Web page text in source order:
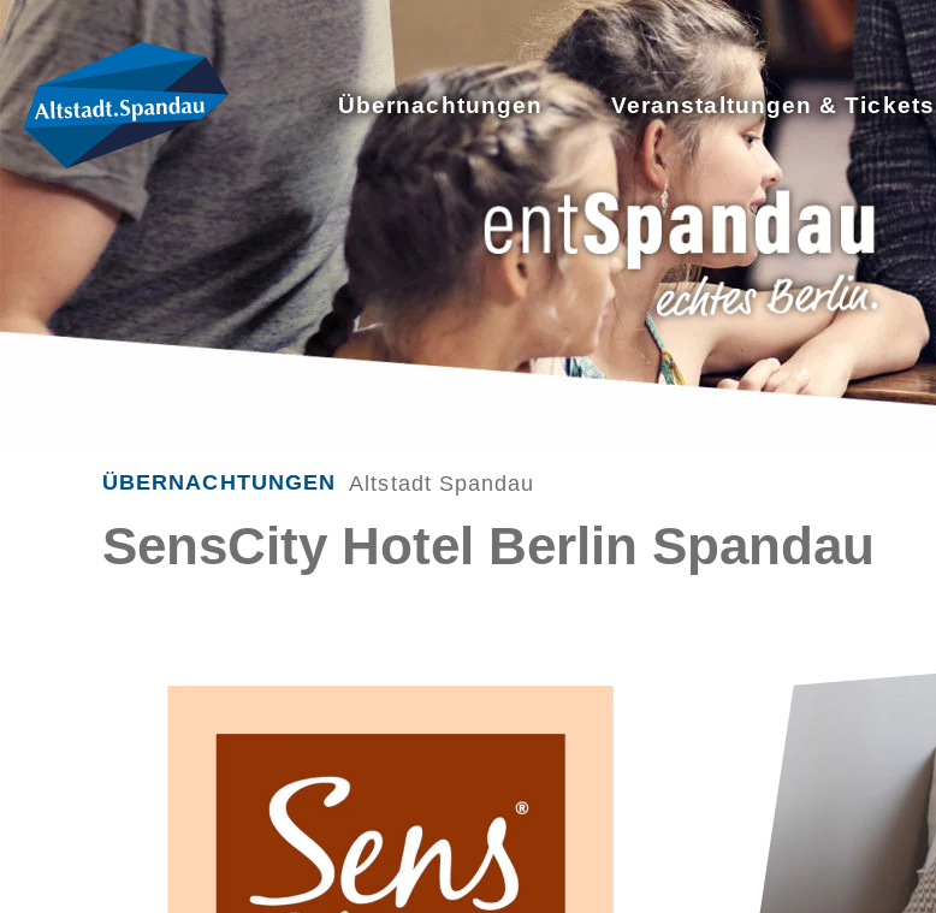
Übernachtungen Veranstaltungen & Tickets
ÜBERNACHTUNGEN Altstadt Spandau
SensCity Hotel Berlin Spandau